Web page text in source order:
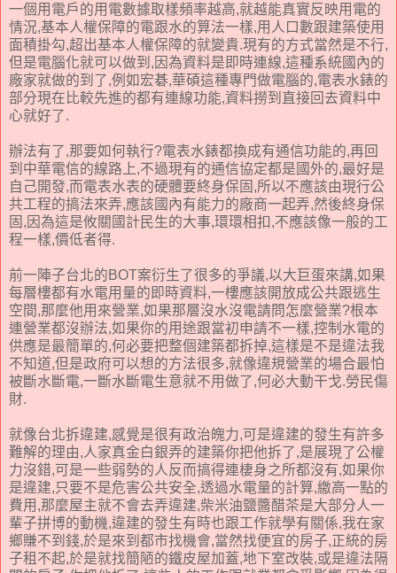
一個用電戶的用電數據取樣頻率越高,就越能真實反映用電的
情況,基本人權保障的電跟水的算法一樣,用人口數跟建築使用
面積掛勾,超出基本人權保障的就變貴.現有的方式當然是不行,
但是電腦化就可以做到,因為資料是即時連線,這種系統國內的
廠家就做的到了,例如宏碁,華碩這種專門做電腦的,電表水錶的
部分現在比較先進的都有連線功能,資料撈到直接回去資料中
心就好了.
辦法有了,那要如何執行?電表水錶都換成有通信功能的,再回
到中華電信的線路上,不過現有的通信協定都是國外的,最好是
自己開發,而電表水表的硬體要終身保固,所以不應該由現行公
共工程的搞法來弄,應該國內有能力的廠商一起弄,然後終身保
固,因為這是攸關國計民生的大事,環環相扣,不應該像一般的工
程一樣,價低者得.
前一陣子台北的BOT案衍生了很多的爭議,以大巨蛋來講,如果
每層樓都有水電用量的即時資料,一樓應該開放成公共跟逃生
空間,那麼他用來營業,如果那層沒水沒電請問怎麼營業?根本
連營業都沒辦法,如果你的用途跟當初申請不一樣,控制水電的
供應是最簡單的,何必要把整個建築都拆掉,這樣是不是違法我
不知道,但是政府可以想的方法很多,就像違規營業的場合最怕
被斷水斷電,一斷水斷電生意就不用做了,何必大動干戈.勞民傷
財.
就像台北拆違建,感覺是很有政治魄力,可是違建的發生有許多
難解的理由,人家真金白銀弄的建築你把他拆了,是展現了公權
力沒錯,可是一些弱勢的人反而搞得連棲身之所都沒有,如果你
是違建,只要不是危害公共安全,透過水電量的計算,繳高一點的
費用,那麼屋主就不會去弄違建,柴米油鹽醬醋茶是大部分人一
輩子拼博的動機,違建的發生有時也跟工作就學有關係,我在家
鄉賺不到錢,於是來到都市找機會,當然找便宜的房子,正統的房
子租不起,於是就找簡陋的鐵皮屋加蓋,地下室改裝,或是違法隔